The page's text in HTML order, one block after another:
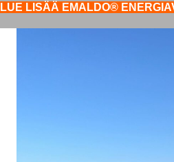
LUE LISÄÄ EMALDO®